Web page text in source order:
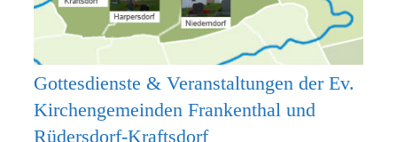
Gottesdienste & Veranstaltungen der Ev.
Kirchengemeinden Frankenthal und
Rüdersdorf-Kraftsdorf